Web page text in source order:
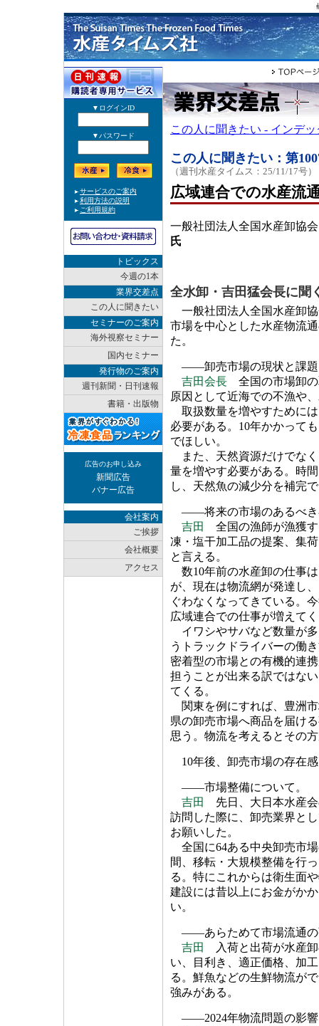
トピックス
今週の1本
業界交差点
この人に聞きたい
セミナーのご案内
海外視察セミナー
国内セミナー
発行物のご案内
週刊新聞・日刊速報
書籍・出版物
広告のお申し込み
新聞広告
バナー広告
会社案内
ご挨拶
会社概要
アクセス
この人に聞きたい - インデ
この人に聞きたい：第
（週刊水産タイムス：25/11/17号）
広域連合での水産流
一般社団法人全国水産卸協
氏
全水卸・吉田猛会長に聞
一般社団法人全国水産卸
市場を中心とした水産物流
た。
――卸売市場の現状と課題
吉田会長 全国の市場卸の
原因として近海での不漁や
取扱数量を増やすために
必要がある。10年かかって
でほしい。
また、天然資源だけでな
量を増やす必要がある。時
し、天然魚の減少分を補完
――将来の市場のあるべき
吉田
全国の漁師が漁獲す
凍・塩干加工品の提案、集
と言える。
数10年前の水産卸の仕事
が、現在は物流網が発達し
ぐわなくなってきている。
広域連合での仕事が増えて
イワシやサバなど数量が
うトラックドライバーの働
密着型の市場との有機的連
担うことが出来る訳ではな
てくる。
関東を例にすれば、豊洲
県の卸売市場へ商品を届け
思う。物流を考えるとその
10年後、卸売市場の存在
――市場整備について。
吉田
先日、大日本水産会
訪問した際に、卸売業界と
お願いした。
全国に64ある中央卸売市
間、移転・大規模整備を行
る。特にこれからは衛生面
建設には昔以上にお金がか
い。
――あらためて市場流通の
吉田
入荷と出荷が水産
い、目利き、適正価格、加
る。鮮魚などの生鮮物流が
強みがある。
――2024年物流問題の影響